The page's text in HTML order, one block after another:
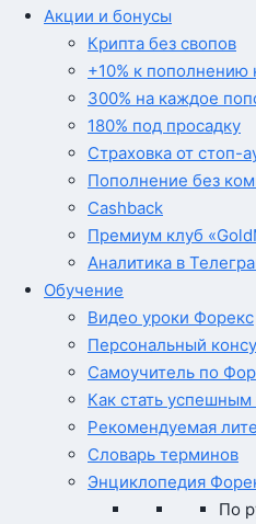
Акции и бонусы
Крипта без свопов
+10% к пополнению
300% на каждое
180% под просадку
Страховка от стоп-
Пополнение без
Cashback
Премиум клуб
Аналитика в
Обучение
Видео уроки Форекс
Персональный
Самоучитель по
Как стать
Рекомендуемая
Словарь терминов
Энциклопедия
По